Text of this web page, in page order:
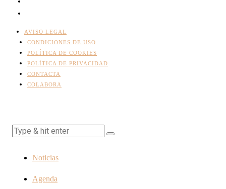
AVISO LEGAL
CONDICIONES DE USO
POLÍTICA DE COOKIES
POLÍTICA DE PRIVACIDAD
CONTACTA
COLABORA
Noticias
Agenda